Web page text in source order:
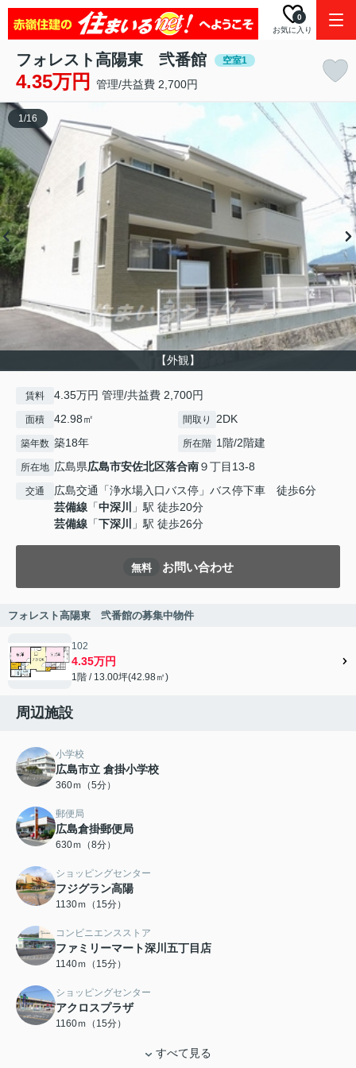
お気に入り
0
フォレスト高陽東 弐番館 空室1
4.35万円 管理/共益費 2,700円
【外観】
1/16
賃料 4.35万円 管理/共益費 2,700円
面積 42.98㎡ 間取り 2DK
築年数 築18年 所在階 1階/2階建
所在地 広島県広島市安佐北区落合南９丁目13-8
交通
広島交通「浄水場入口バス停」バス停下車 徒歩6分
芸備線 「中深川
」駅 徒歩20分
芸備線 「下深川 」駅 徒歩26分
無料 お問い合わせ
フォレスト高陽東 弐番館の募集中物件
102
4.35万円
1階 / 13.00坪(42.98㎡)
周辺施設
小学校
広島市立 倉掛小学校
360ｍ（5分）
郵便局
広島倉掛郵便局
630ｍ（8分）
ショッピングセンター
フジグラン高陽
1130ｍ（15分）
コンビニエンスストア
ファミリーマート深川五丁目店
1140ｍ（15分）
ショッピングセンター
アクロスプラザ
1160ｍ（15分）
すべて見る